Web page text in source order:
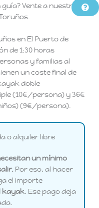
Vente a nuestras
en El Puerto de
de 1:30 horas
y familias al
un coste final de
doble
(10€/persona) y 36€
(9€/persona).
o alquiler libre
un mínimo
Por eso, al hacer
el importe
kayak. Ese pago deja